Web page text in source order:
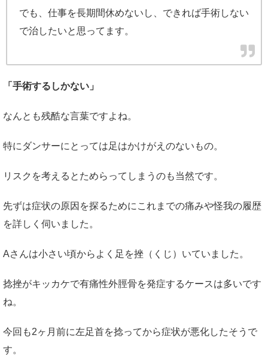
でも、仕事を長期間休めないし、できれば手術しない
で治したいと思ってます。
「手術するしかない」
なんとも残酷な言葉ですよね。
特にダンサーにとっては足はかけがえのないもの。
リスクを考えるとためらってしまうのも当然です。
先ずは症状の原因を探るためにこれまでの痛みや怪我の履歴
を詳しく伺いました。
Aさんは小さい頃からよく足を挫（くじ）いていました。
捻挫がキッカケで有痛性外脛骨を発症するケースは多いです
ね。
今回も2ヶ月前に左足首を捻ってから症状が悪化したそうで
す。